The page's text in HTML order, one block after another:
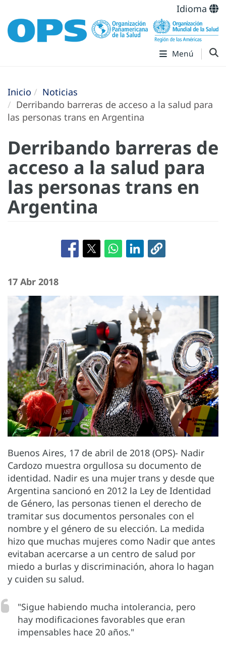
Idioma
Menú
Inicio
Noticias
Derribando barreras de acceso a la salud para
las personas trans en Argentina
Derribando barreras de
acceso a la salud para
las personas trans en
Argentina
17 Abr 2018
Buenos Aires, 17 de abril de 2018 (OPS)- Nadir
Cardozo muestra orgullosa su documento de
identidad. Nadir es una mujer trans y desde que
Argentina sancionó en 2012 la Ley de Identidad
de Género, las personas tienen el derecho de
tramitar sus documentos personales con el
nombre y el género de su elección. La medida
hizo que muchas mujeres como Nadir que antes
evitaban acercarse a un centro de salud por
miedo a burlas y discriminación, ahora lo hagan
y cuiden su salud.
"Sigue habiendo mucha intolerancia, pero
hay modificaciones favorables que eran
impensables hace 20 años."